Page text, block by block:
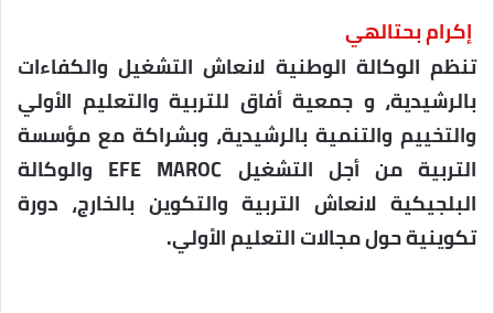
إكرام بحتالهي
تنظم الوكالة الوطنية لانعاش التشغيل والكفاءات
بالرشيدية، و جمعية أفاق للتربية والتعليم الأولي
والتخييم والتنمية بالرشيدية، وبشراكة مع مؤسسة
التربية من أجل التشغيل EFE MAROC والوكالة
البلجيكية لانعاش التربية والتكوين بالخارج، دورة
تكوينية حول مجالات التعليم الأولي.